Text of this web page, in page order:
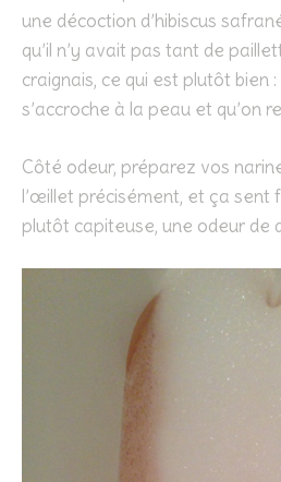
une décoction d’hibiscus
qu’il n’y avait pas tant de
craignais, ce qui est plutôt bien
s’accroche à la peau et qu’on
Côté odeur, préparez vos
l’œillet précisément, et ça sent
plutôt capiteuse, une odeur de